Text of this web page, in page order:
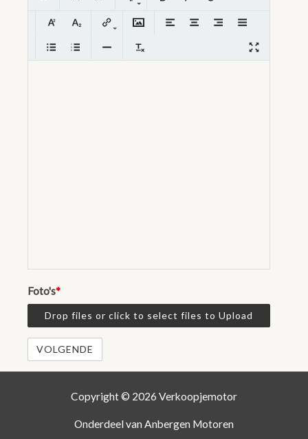
Foto's*
Drop files or click to select files to Upload
Copyright © 2026 Verkoopjemotor
Onderdeel van Anbergen Motoren